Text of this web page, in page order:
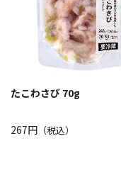
たこわさび 70g
267円 （税込）